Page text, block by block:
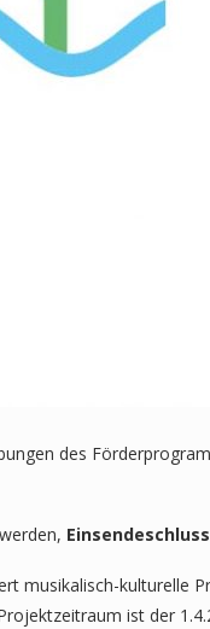
des
musikalisch-kulturelle
ist der